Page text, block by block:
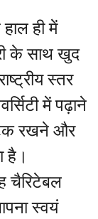
ही में
के साथ खुद
स्तर
में पढ़ाने
रखने और
है।
चैरिटेबल
स्वयं